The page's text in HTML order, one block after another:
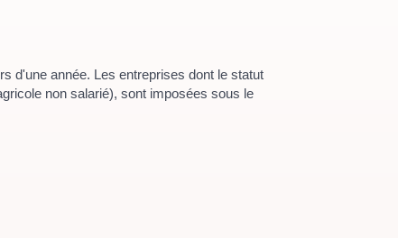
d'une année. Les entreprises dont le statut
non salarié), sont imposées sous le